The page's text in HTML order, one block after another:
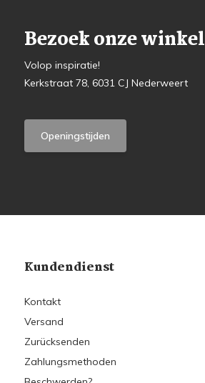
Bezoek onze winkel
Volop inspiratie!
Kerkstraat 78, 6031 CJ Nederweert
Openingstijden
Kundendienst
Kontakt
Versand
Zurücksenden
Zahlungsmethoden